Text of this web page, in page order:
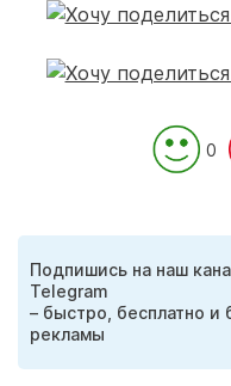
0
Подпишись на наш
Telegram
– быстро, бесплатно и
рекламы